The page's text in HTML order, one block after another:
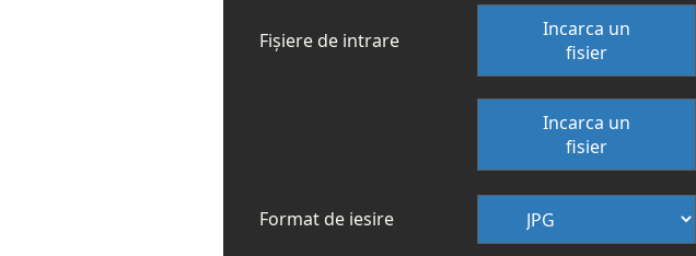
Fișiere de intrare
Incarca un
fisier
Incarca un
fisier
Format de iesire